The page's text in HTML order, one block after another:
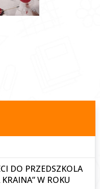
DO PRZEDSZKOLA
W ROKU